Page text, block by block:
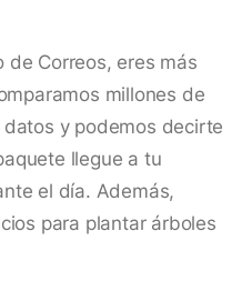
de Correos, eres más
millones de
y podemos decirte
llegue a tu
el día. Además,
para plantar árboles